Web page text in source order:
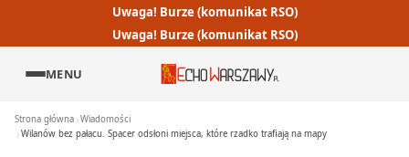
Uwaga! Burze (komunikat RSO)
Uwaga! Burze (komunikat RSO)
MENU
Strona główna Wiadomości
Wilanów bez pałacu. Spacer odsłoni miejsca, które rzadko trafiają na mapy